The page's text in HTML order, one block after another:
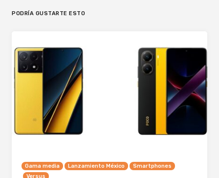
PODRÍA GUSTARTE ESTO
Gama media Lanzamiento México
Smartphones
Versus